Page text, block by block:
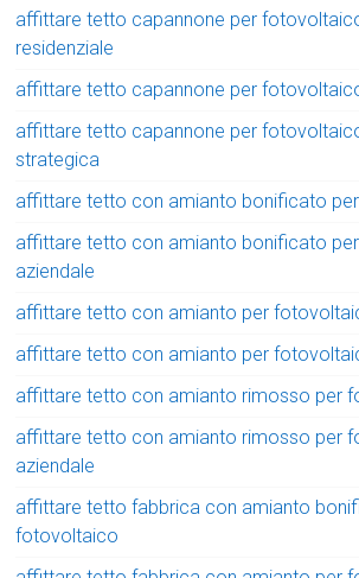
affittare tetto capannone per
residenziale
affittare tetto capannone per
affittare tetto capannone per
strategica
affittare tetto con amianto bonificato
affittare tetto con amianto bonificato
aziendale
affittare tetto con amianto per
affittare tetto con amianto per
affittare tetto con amianto rimosso per
affittare tetto con amianto rimosso per
aziendale
affittare tetto fabbrica con amianto
fotovoltaico